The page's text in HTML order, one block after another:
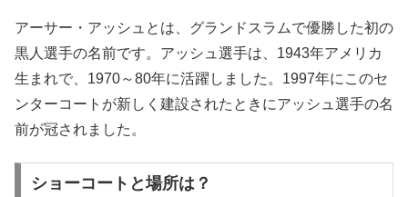
アーサー・アッシュとは、グランドスラムで優勝した初の
黒人選手の名前です。アッシュ選手は、1943年アメリカ
生まれで、1970～80年に活躍しました。1997年にこのセ
ンターコートが新しく建設されたときにアッシュ選手の名
前が冠されました。
ショーコートと場所は？